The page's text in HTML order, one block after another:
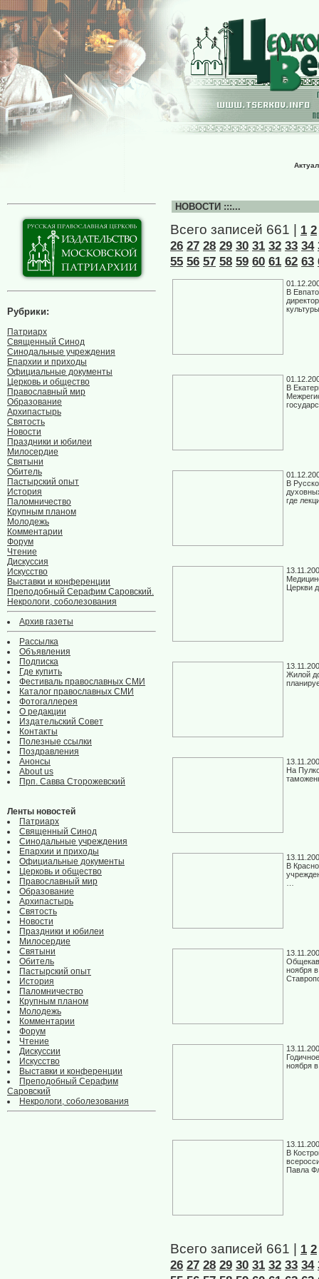
Рубрики:
Патриарх
Священный Синод
Синодальные учреждения
Епархии и приходы
Официальные документы
Церковь и общество
Православный мир
Образование
Архипастырь
Святость
Новости
Праздники и юбилеи
Милосердие
Святыни
Обитель
Пастырский опыт
История
Паломничество
Крупным планом
Молодежь
Комментарии
Форум
Чтение
Дискуссия
Искусство
Выставки и конференции
Преподобный Серафим Саровский.
Некрологи, соболезования
Архив газеты
Рассылка
Объявления
Подписка
Где купить
Фестиваль православных СМИ
Каталог православных СМИ
Фотогаллерея
О редакции
Издательский Совет
Контакты
Полезные ссылки
Поздравления
Анонсы
About us
Прп. Савва Сторожевский
Ленты новостей
Патриарх
Священный Синод
Синодальные учреждения
Епархии и приходы
Официальные документы
Церковь и общество
Православный мир
Образование
Архипастырь
Святость
Новости
Праздники и юбилеи
Милосердие
Святыни
Обитель
Пастырский опыт
История
Паломничество
Крупным планом
Молодежь
Комментарии
Форум
Чтение
Дискуссии
Искусство
Выставки и конференции
Преподобный Серафим
Саровский
Некрологи, соболезования
НОВОСТИ :::...
Всего записей 661 | 1 2
26 27 28 29 30 31 32 33 34
55 56 57 58 59 60 61 62 63
В
В
В
где
Церкви
Жилой
На
В
ноября
ноября
В
Павла
Всего записей 661 | 1 2
26 27 28 29 30 31 32 33 34